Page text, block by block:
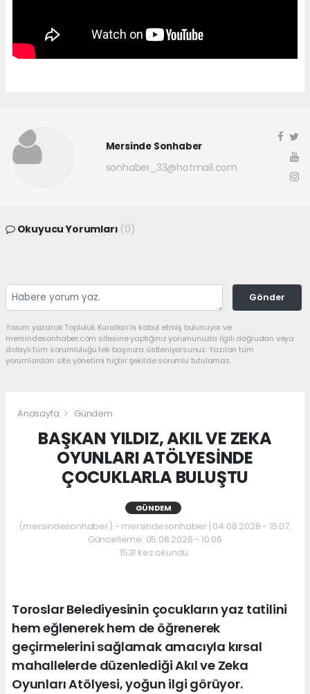
Mersinde Sonhaber
sonhaber_33@hotmail.com
Okuyucu Yorumları (0)
Gönder
Yorum yazarak Topluluk Kuralları’nı kabul etmiş bulunuyor ve
mersindesonhaber.com sitesine yaptığınız yorumunuzla ilgili doğrudan veya
dolaylı tüm sorumluluğu tek başınıza üstleniyorsunuz. Yazılan tüm
yorumlardan site yönetimi hiçbir şekilde sorumlu tutulamaz.
Anasayfa Gündem
BAŞKAN YILDIZ, AKIL VE ZEKA
OYUNLARI ATÖLYESİNDE
ÇOCUKLARLA BULUŞTU
GÜNDEM
(mersindesonhaber) - mersindesonhaber | 04.08.2026 - 15:07,
Güncelleme: 05.08.2026 - 10:06
1531 kez okundu.
Toroslar Belediyesinin çocukların yaz tatilini
hem eğlenerek hem de öğrenerek
geçirmelerini sağlamak amacıyla kırsal
mahallelerde düzenlediği Akıl ve Zeka
Oyunları Atölyesi, yoğun ilgi görüyor.